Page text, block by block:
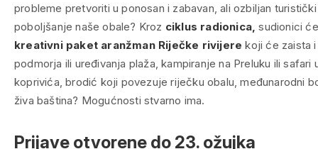
probleme pretvoriti u ponosan i zabavan, ali ozbiljan
poboljšanje naše obale? Kroz ciklus radionica,sudionici
kreativni paket aranžman Riječke rivijere koji će zaista
podmorja ili uređivanja plaža, kampiranje na Preluku ili
koprivića, brodić koji povezuje riječku obalu, međunarodni
živa baština? Mogućnosti stvarno ima.
Prijave otvorene do 23. ožujka